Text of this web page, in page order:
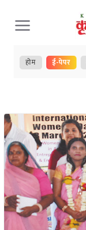
Skip
to
content
होम ई-पेपर